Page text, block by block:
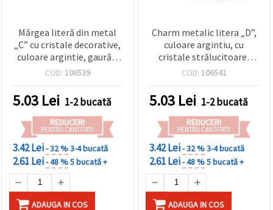
Mărgea literă din metal
„C” cu cristale decorative,
culoare argintie, gaură 8
mm
COD: 106539
5.03 Lei 1-2 bucată
REDUCERI
PENTRU CANTITATE
3.42 Lei- 32 %3-4 bucată
2.61 Lei- 48 %5 bucată +
ADAUGA IN COS
Charm metalic litera „D”,
culoare argintiu, cu
cristale strălucitoare,
orificiu 8 mm – ideal
handmade
COD: 106541
5.03 Lei 1-2 bucată
REDUCERI
PENTRU CANTITATE
3.42 Lei- 32 %3-4 bucată
2.61 Lei- 48 %5 bucată +
ADAUGA IN COS